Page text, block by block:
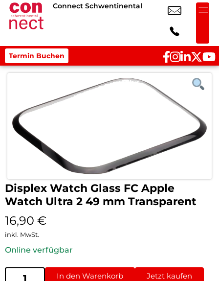
Connect Schwentinental
Termin Buchen
Displex Watch Glass FC Apple
Watch Ultra 2 49 mm Transparent
16,90 €
inkl. MwSt.
Online verfügbar
In den Warenkorb Jetzt kaufen